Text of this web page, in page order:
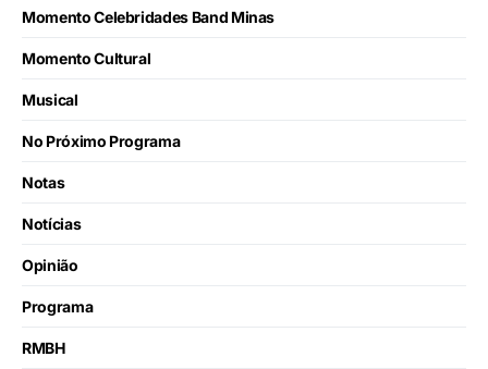
Momento Celebridades Band Minas
Momento Cultural
Musical
No Próximo Programa
Notas
Notícias
Opinião
Programa
RMBH